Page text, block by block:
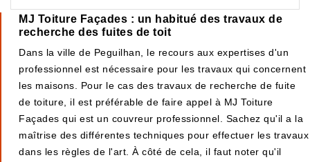
MJ Toiture Façades : un habitué des travaux de
recherche des fuites de toit
Dans la ville de Peguilhan, le recours aux expertises d'un
professionnel est nécessaire pour les travaux qui concernent
les maisons. Pour le cas des travaux de recherche de fuite
de toiture, il est préférable de faire appel à MJ Toiture
Façades qui est un couvreur professionnel. Sachez qu'il a la
maîtrise des différentes techniques pour effectuer les travaux
dans les règles de l'art. À côté de cela, il faut noter qu'il